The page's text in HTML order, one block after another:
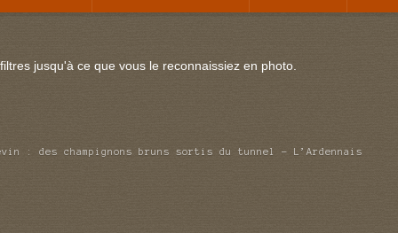
jusqu'à ce que vous le reconnaissiez en photo.
: des champignons bruns sortis du tunnel – L’Ardennais